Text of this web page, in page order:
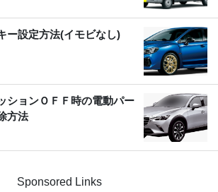
ー設定方法(イモビなし)
ョンＯＦＦ時の電動パー
方法
Sponsored Links